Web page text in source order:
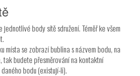
jednotlivé body sítě sdružení. Téměř ke všem
místa se zobrazí bublina s názvem bodu, na
tak budete přesměrování na kontaktní
bodu (existují-li).